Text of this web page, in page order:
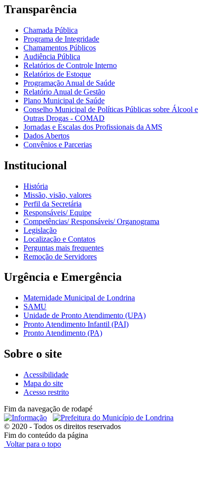
Transparência
Chamada Pública
Programa de Integridade
Chamamentos Públicos
Audiência Pública
Relatórios de Controle Interno
Relatórios de Estoque
Programação Anual de Saúde
Relatório Anual de Gestão
Plano Municipal de Saúde
Conselho Municipal de Políticas Públicas sobre Álcool e
Outras Drogas - COMAD
Jornadas e Escalas dos Profissionais da AMS
Dados Abertos
Convênios e Parcerias
Institucional
História
Missão, visão, valores
Perfil da Secretária
Responsáveis/ Equipe
Competências/ Responsáveis/ Organograma
Legislação
Localização e Contatos
Perguntas mais frequentes
Remoção de Servidores
Urgência e Emergência
Maternidade Municipal de Londrina
SAMU
Unidade de Pronto Atendimento (UPA)
Pronto Atendimento Infantil (PAI)
Pronto Atendimento (PA)
Sobre o site
Acessibilidade
Mapa do site
Acesso restrito
Fim da navegação de rodapé
© 2020 - Todos os direitos reservados
Fim do conteúdo da página
Voltar para o topo